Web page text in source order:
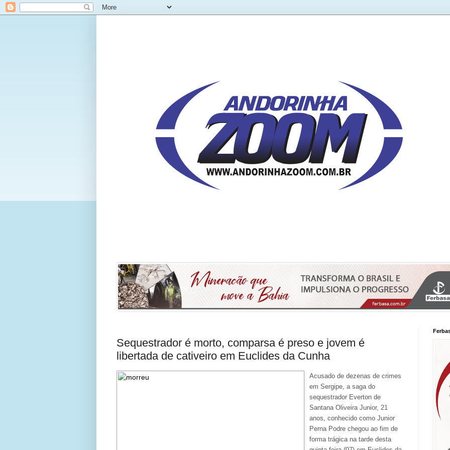
Sequestrador é morto, comparsa é preso e jovem é
libertada de cativeiro em Euclides da Cunha
Acusado de dezenas de crimes
em Sergipe, a saga do
sequestrador Everton de
Santana Oliveira Junior, 21
anos, conhecido como Junior
Perna Podre chegou ao fim de
forma trágica na tarde desta